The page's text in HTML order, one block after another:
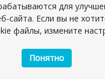
натуральный
для
сайта. Если вы не
файлы, измените
Понятно